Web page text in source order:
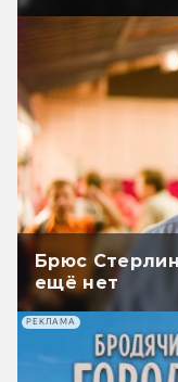
Брюс
ещё нет
РЕКЛАМА